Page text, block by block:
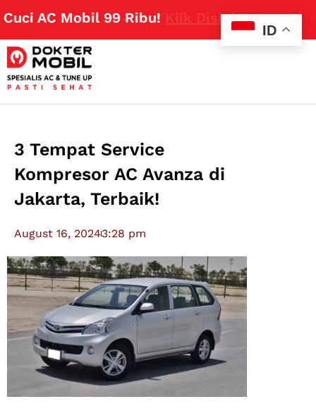
AC Mobil 99 Ribu!Klik Disini
3 Tempat Service
Kompresor AC Avanza di
Jakarta, Terbaik!
August 16, 20243:28 pm
ID